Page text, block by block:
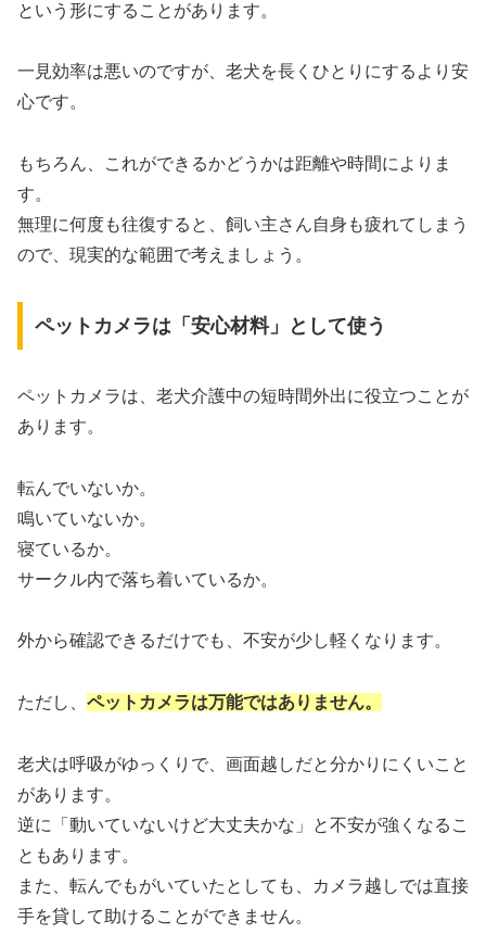
という形にすることがあります。
一見効率は悪いのですが、老犬を長くひとりにするより安
心です。
もちろん、これができるかどうかは距離や時間によりま
す。
無理に何度も往復すると、飼い主さん自身も疲れてしまう
ので、現実的な範囲で考えましょう。
ペットカメラは「安心材料」として使う
ペットカメラは、老犬介護中の短時間外出に役立つことが
あります。
転んでいないか。
鳴いていないか。
寝ているか。
サークル内で落ち着いているか。
外から確認できるだけでも、不安が少し軽くなります。
ただし、 ペットカメラは万能ではありません。
老犬は呼吸がゆっくりで、画面越しだと分かりにくいこと
があります。
逆に「動いていないけど大丈夫かな」と不安が強くなるこ
ともあります。
また、転んでもがいていたとしても、カメラ越しでは直接
手を貸して助けることができません。